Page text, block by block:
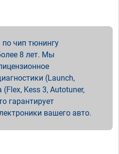
чип тюнингу
8 лет. Мы
(Launch,
Kess 3, Autotuner,
гарантирует
вашего авто.